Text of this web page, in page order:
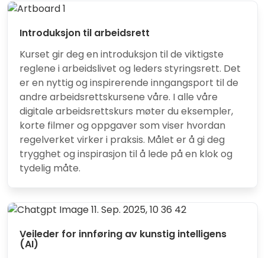
Introduksjon til arbeidsrett
Kurset gir deg en introduksjon til de viktigste
reglene i arbeidslivet og leders styringsrett. Det
er en nyttig og inspirerende inngangsport til de
andre arbeidsrettskursene våre. I alle våre
digitale arbeidsrettskurs møter du eksempler,
korte filmer og oppgaver som viser hvordan
regelverket virker i praksis. Målet er å gi deg
trygghet og inspirasjon til å lede på en klok og
tydelig måte.
Veileder for innføring av kunstig intelligens
(AI)